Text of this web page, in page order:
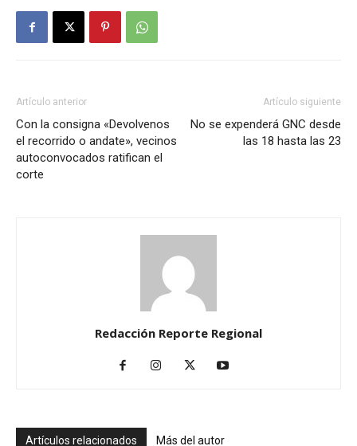
Artículo anterior
Con la consigna «Devolvenos
el recorrido o andate», vecinos
autoconvocados ratifican el
corte
Artículo siguiente
No se expenderá GNC desde
las 18 hasta las 23
Redacción Reporte Regional
Artículos relacionados Más del autor